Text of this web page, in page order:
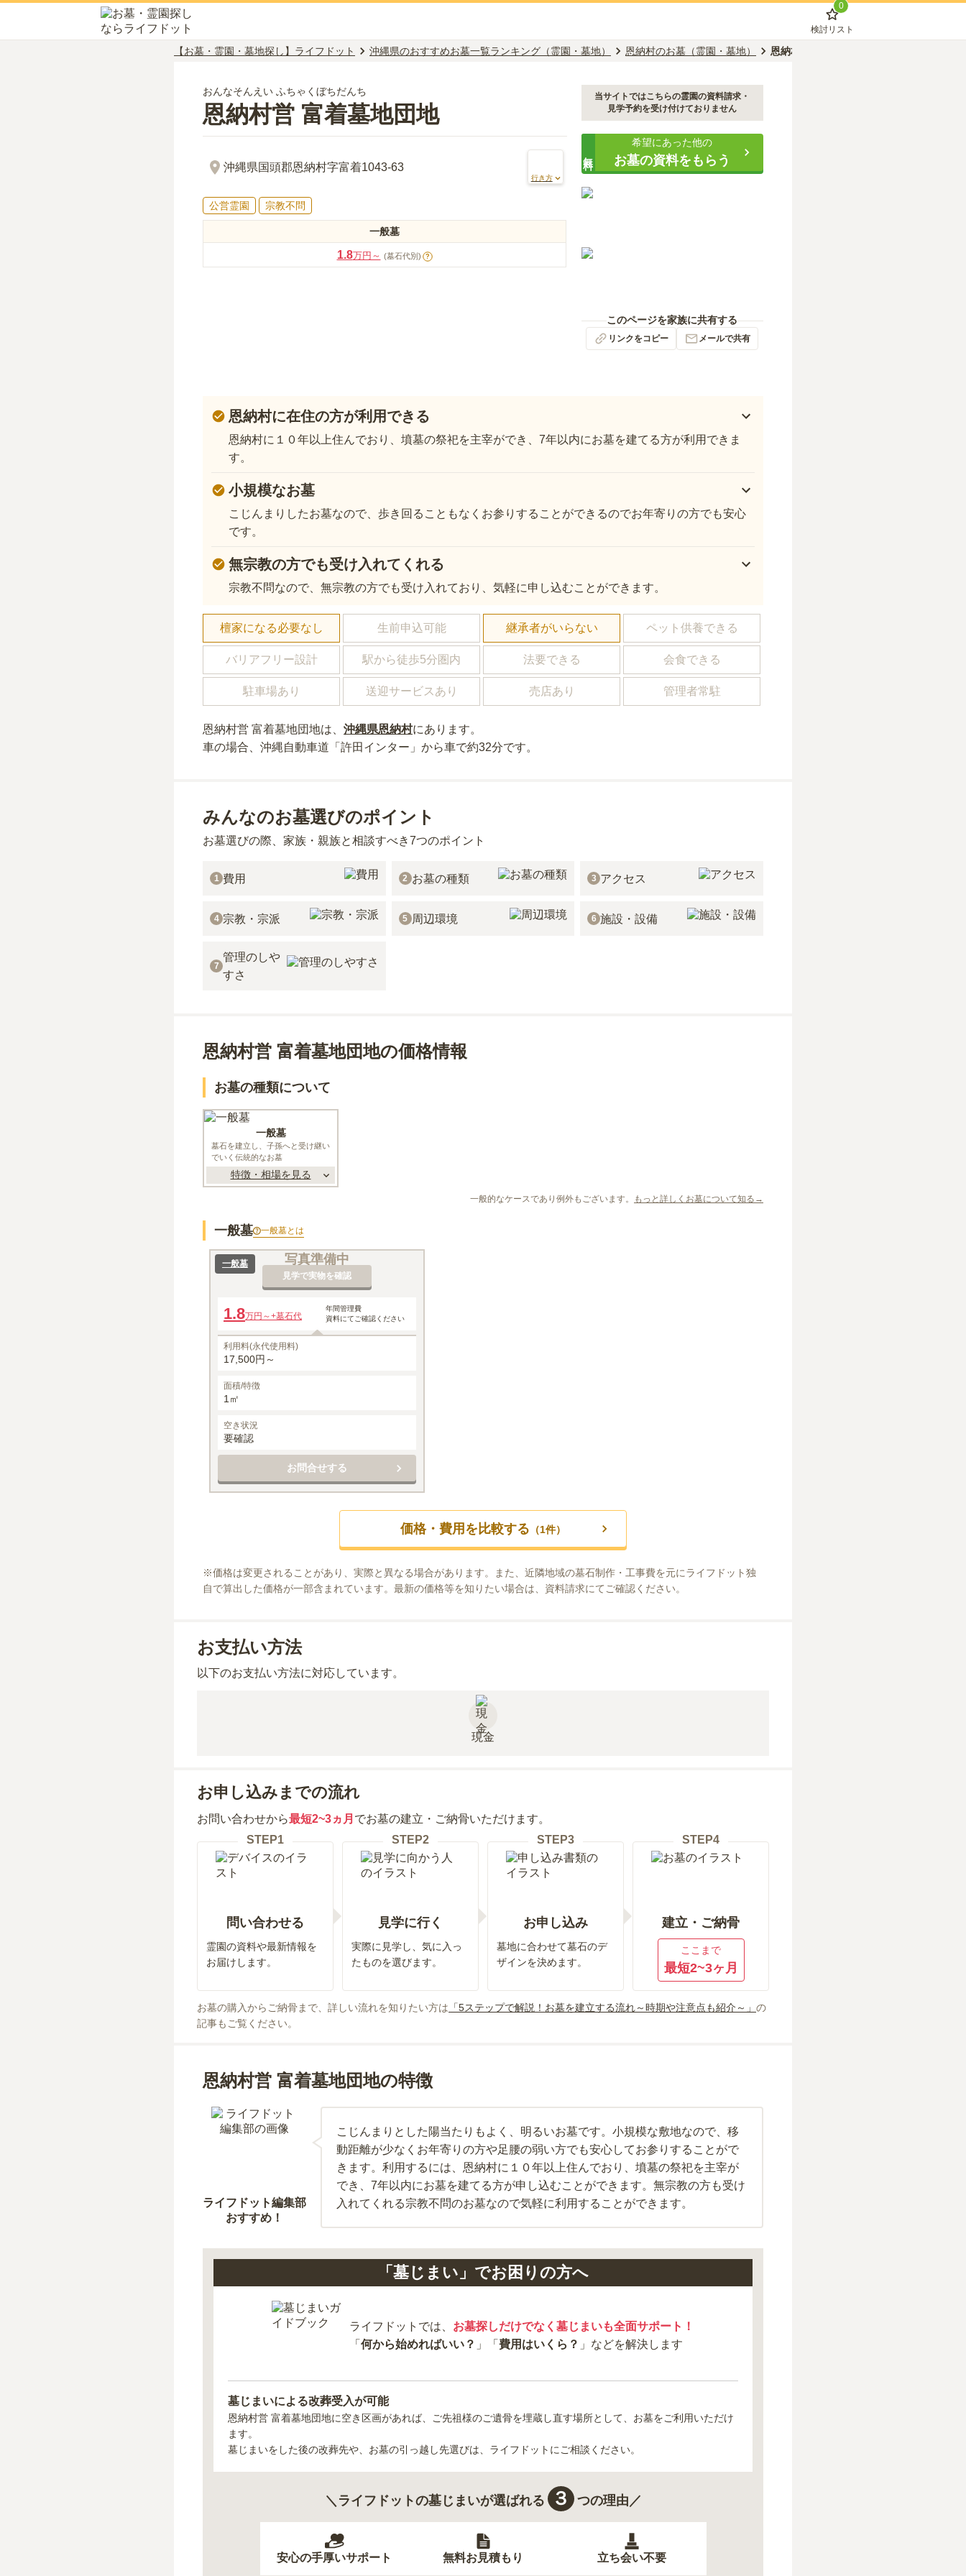
0
検討リスト
【お墓・霊園・墓地探し】ライフドット 沖縄県のおすすめお墓一覧ランキング（霊園・墓地） 恩納村のお墓（霊園・墓地） 恩納村営 富着墓地団地
おんなそんえい ふちゃくぼちだんち
恩納村営 富着墓地団地
沖縄県国頭郡恩納村字富着1043-63
行き方
公営霊園 宗教不問
一般墓
1.8万円～ (墓石代別) ?
当サイトではこちらの霊園の資料請求・
見学予約を受け付けておりません
希望にあった他の
お墓の資料をもらう
このページを家族に共有する
リンクをコピー メールで共有
恩納村に在住の方が利用できる
恩納村に１０年以上住んでおり、墳墓の祭祀を主宰ができ、7年以内にお墓を建てる方が利用できま
す。
小規模なお墓
こじんまりしたお墓なので、歩き回ることもなくお参りすることができるのでお年寄りの方でも安心
です。
無宗教の方でも受け入れてくれる
宗教不問なので、無宗教の方でも受け入れており、気軽に申し込むことができます。
檀家になる必要なし 生前申込可能 継承者がいらない ペット供養できる
バリアフリー設計 駅から徒歩5分圏内 法要できる 会食できる
駐車場あり 送迎サービスあり 売店あり 管理者常駐
恩納村営 富着墓地団地は、 沖縄県恩納村にあり ます。
車の場合 、沖縄自動車道「許田インター」から車で約32分です。
みんなのお墓選びのポイント
お墓選びの際、家族・親族と相談すべき7つのポイント
1 費用 2 お墓の種類 3 アクセス
4 宗教・宗派 5 周辺環境 6 施設・設備
7
管理のしや
すさ
恩納村営 富着墓地団地の価格情報
お墓の種類について
一般墓
墓石を建立し、子孫へと受け継い
でいく伝統的なお墓
特徴・相場を見る
一般的なケースであり例外もございます。 もっと詳しくお墓について知る→
一般墓 一般墓とは
写真準備中
見学で実物を確認
一般墓
1.8万円～+墓石代
年間管理費
資料にてご確認ください
利用料(永代使用料)
17,500円～
面積/特徴
1㎡
空き状況
要確認
お問合せする
価格・費用を比較する （1件）
※価格は変更されることがあり、実際と異なる場合があります。また、近隣地域の墓石制作・工事費を元にライフドット独
自で算出した価格が一部含まれています。最新の価格等を知りたい場合は、資料請求にてご確認ください。
お支払い方法
以下のお支払い方法に対応しています。
現金
お申し込みまでの流れ
お問い合わせから最短2~3ヵ月 でお墓の建立・ご納骨いただけます。
STEP1
問い合わせる
霊園の資料や最新情報を
お届けします。
STEP2
見学に行く
実際に見学し、気に入っ
たものを選びます。
STEP3
お申し込み
墓地に合わせて墓石のデ
ザインを決めます。
STEP4
建立・ご納骨
ここまで
最短2~3ヶ月
お墓の購入からご納骨まで、詳しい流れを知りたい方は 「5ステップで解説！お墓を建立する流れ～時期や注意点も紹介～」 の
記事もご覧ください。
恩納村営 富着墓地団地の特徴
ライフドット編集部
おすすめ！
こじんまりとした陽当たりもよく、明るいお墓です。小規模な敷地なので、移
動距離が少なくお年寄りの方や足腰の弱い方でも安心してお参りすることがで
きます。利用するには、恩納村に１０年以上住んでおり、墳墓の祭祀を主宰が
でき、7年以内にお墓を建てる方が申し込むことができます。無宗教の方も受け
入れてくれる宗教不問のお墓なので気軽に利用することができます。
「墓じまい」でお困りの方へ
ライフドットでは、 お墓探しだけでなく墓じまいも全面サポート！
「 何から始めればいい？ 」「 費用はいくら？ 」などを解決します
墓じまいによる改葬受入が可能
恩納村営 富着墓地団地に空き区画があれば、ご先祖様のご遺骨を埋蔵し直す場所として、お墓をご利用いただけ
ます。
墓じまいをした後の改葬先や、お墓の引っ越し先選びは、ライフドットにご相談ください。
＼ライフドットの墓じまいが選ばれる ３ つの理由／
安心の手厚いサポート 無料お見積もり 立ち会い不要